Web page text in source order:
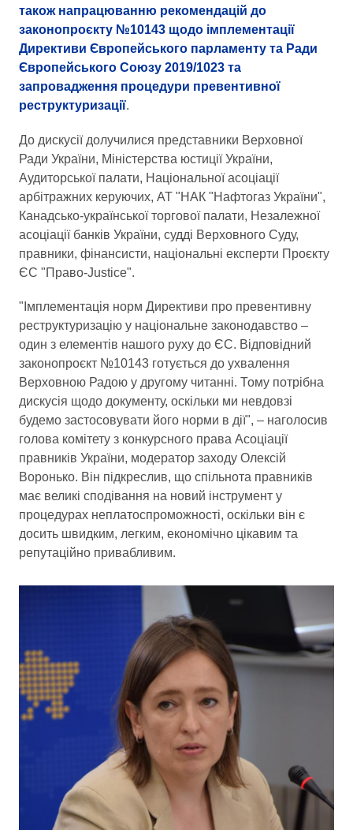
також напрацюванню рекомендацій до
законопроєкту №10143 щодо імплементації
Директиви Європейського парламенту та Ради
Європейського Союзу 2019/1023 та
запровадження процедури превентивної
реструктуризації.
До дискусії долучилися представники Верховної
Ради України, Міністерства юстиції України,
Аудиторської палати, Національної асоціації
арбітражних керуючих, АТ "НАК "Нафтогаз України",
Канадсько-української торгової палати, Незалежної
асоціації банків України, судді Верховного Суду,
правники, фінансисти, національні експерти Проєкту
ЄС "Право-Justice".
"Імплементація норм Директиви про превентивну
реструктуризацію у національне законодавство –
один з елементів нашого руху до ЄС. Відповідний
законопроєкт №10143 готується до ухвалення
Верховною Радою у другому читанні. Тому потрібна
дискусія щодо документу, оскільки ми невдовзі
будемо застосовувати його норми в дії", – наголосив
голова комітету з конкурсного права Асоціації
правників України, модератор заходу Олексій
Воронько. Він підкреслив, що спільнота правників
має великі сподівання на новий інструмент у
процедурах неплатоспроможності, оскільки він є
досить швидким, легким, економічно цікавим та
репутаційно привабливим.